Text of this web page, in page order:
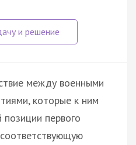
между военными
которые к ним
первого